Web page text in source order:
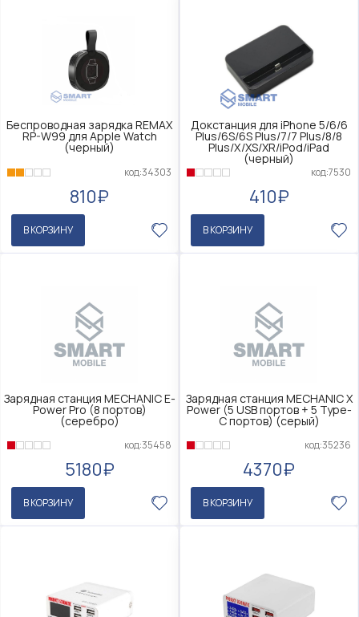
Беспроводная зарядка REMAX
RP-W99 для Apple Watch
(черный)
код:34303
810₽
В КОРЗИНУ
Докстанция для iPhone 5/6/6
Plus/6S/6S Plus/7/7 Plus/8/8
Plus/X/XS/XR/iPod/iPad
(черный)
код:7530
410₽
В КОРЗИНУ
Зарядная станция MECHANIC E-
Power Pro (8 портов)
(серебро)
код:35458
5180₽
В КОРЗИНУ
Зарядная станция MECHANIC X
Power (5 USB портов + 5 Type-
C портов) (серый)
код:35236
4370₽
В КОРЗИНУ